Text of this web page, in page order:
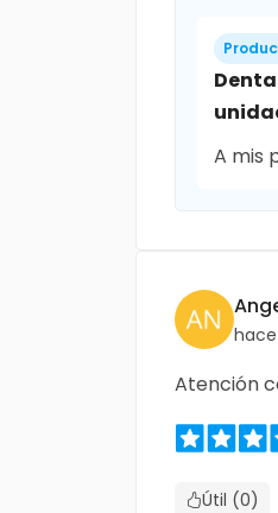
A mis
Atención
Útil (0)